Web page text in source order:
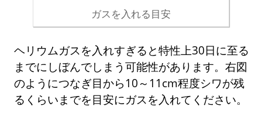
ガスを入れる目安
ヘリウムガスを入れすぎると特性上30日に至る
までにしぼんでしまう可能性があります。右図
のようにつなぎ目から10～11cm程度シワが残
るくらいまでを目安にガスを入れてください。